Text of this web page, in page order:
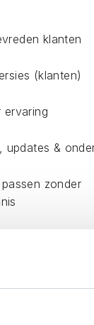
klanten
(klanten)
ervaring
updates &
zonder